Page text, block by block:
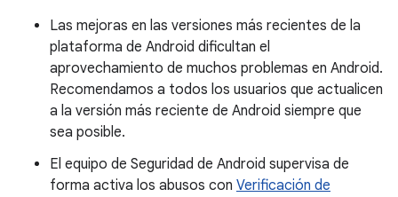
Las mejoras en las versiones más recientes de la
plataforma de Android dificultan el
aprovechamiento de muchos problemas en Android.
Recomendamos a todos los usuarios que actualicen
a la versión más reciente de Android siempre que
sea posible.
El equipo de Seguridad de Android supervisa de
forma activa los abusos con Verificación de